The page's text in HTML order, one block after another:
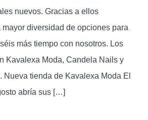
nuevos. Gracias a ellos
diversidad de opciones para
más tiempo con nosotros. Los
Kavalexa Moda, Candela Nails y
Nueva tienda de Kavalexa Moda El
abría sus […]